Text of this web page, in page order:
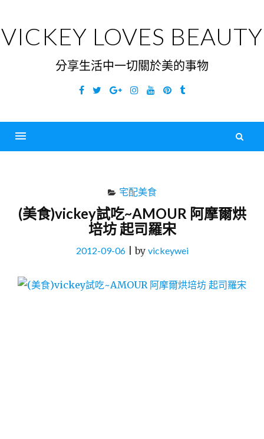
content
VICKEY LOVES BEAUTY
分享生活中一切關於美的事物
Facebook
TwitterGoogleInstagramYouTubePinterest
Tumblr
宅配美食
(美食)vickey試吃~AMOUR 阿摩爾烘
培坊 起司羅宋
2012-09-06|by vickeywei